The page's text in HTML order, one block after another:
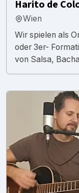
Harito de
Wien
Wir spielen als
oder 3er-
von Salsa,